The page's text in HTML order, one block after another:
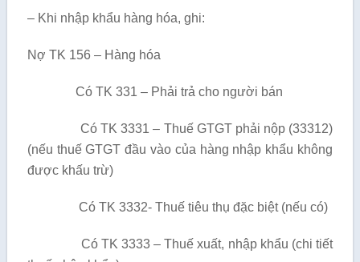
– Khi nhập khẩu hàng hóa, ghi:
Nợ TK 156 – Hàng hóa
Có TK 331 – Phải trả cho người bán
Có TK 3331 – Thuế GTGT phải nộp (33312)
(nếu thuế GTGT đầu vào của hàng nhập khẩu không
được khấu trừ)
Có TK 3332- Thuế tiêu thụ đặc biệt (nếu có)
Có TK 3333 – Thuế xuất, nhập khẩu (chi tiết